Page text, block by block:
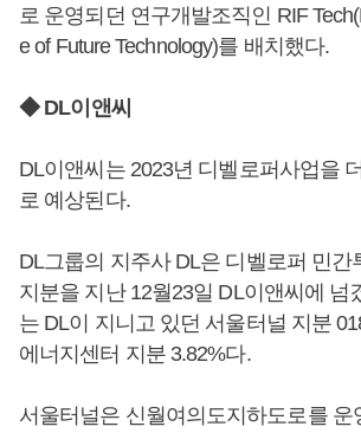
로 운영되던 연구개발조직인 RIF
e of Future Technology)를 배치했다.
◆ DL이앤씨
DL이앤씨는 2023년 디벨로퍼사업을
로 예상된다.
DL그룹의 지주사 DL은 디벨로퍼 민간
지분을 지난 12월23일 DL이앤씨에 넘
는 DL이 지니고 있던 서울터널 지분
에너지센터 지분 3.82%다.
서울터널은 신월여의도지하도로를 운